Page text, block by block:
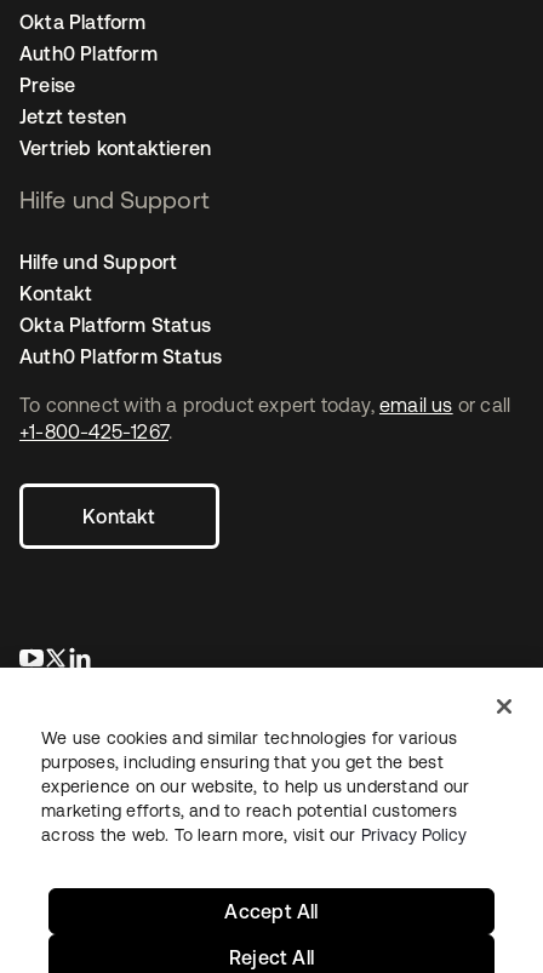
To connect with a product expert today, email us or call
+1-800-425-1267.
Kontakt
wird in einer neuen Registerkarte geöffnet
wird in einer neuen Registerkarte geöffnet
Okta Platform
Auth0 Platform
Preise
Jetzt testen
Vertrieb kontaktieren
Hilfe und Support
Hilfe und Support
Kontakt
Okta Platform Status
Auth0 Platform Status
RechtDatenschutzrichtlinieNutzungsbedingungenSicherheit
We use cookies and similar technologies for various
purposes, including ensuring that you get the best
experience on our website, to help us understand our
marketing efforts, and to reach potential customers
across the web. To learn more, visit our Privacy Policy
Reject All
Accept All